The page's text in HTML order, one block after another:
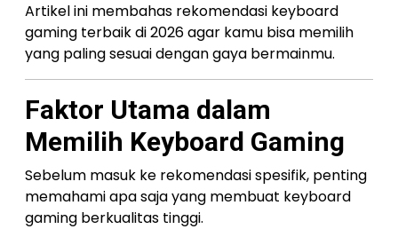
Artikel ini membahas rekomendasi keyboard
gaming terbaik di 2026 agar kamu bisa memilih
yang paling sesuai dengan gaya bermainmu.
Faktor Utama dalam
Memilih Keyboard Gaming
Sebelum masuk ke rekomendasi spesifik, penting
memahami apa saja yang membuat keyboard
gaming berkualitas tinggi.